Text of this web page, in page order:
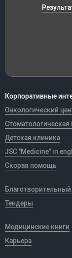
Корпоративные
Онкологический
Стоматологическая
Детская клиника
JSC "Medicine" in
Скорая помощь
Тендеры
Медицинские книги
Карьера